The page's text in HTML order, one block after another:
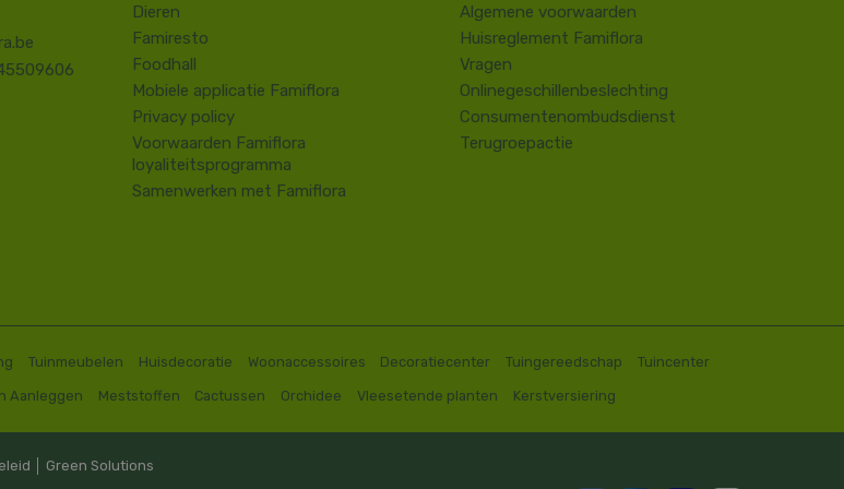
Dieren
Famiresto
Foodhall
Mobiele applicatie Famiflora
Privacy policy
Voorwaarden Famiflora
loyaliteitsprogramma
Samenwerken met Famiflora
Algemene voorwaarden
Huisreglement Famiflora
Vragen
Onlinegeschillenbeslechting
Consumentenombudsdienst
Terugroepactie
Tuinmeubelen Huisdecoratie Woonaccessoires Decoratiecenter Tuingereedschap Tuincenter
Aanleggen Meststoffen Cactussen Orchidee Vleesetende planten Kerstversiering
Green Solutions